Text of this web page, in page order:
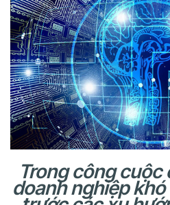
Trong công cuộc
doanh nghiệp